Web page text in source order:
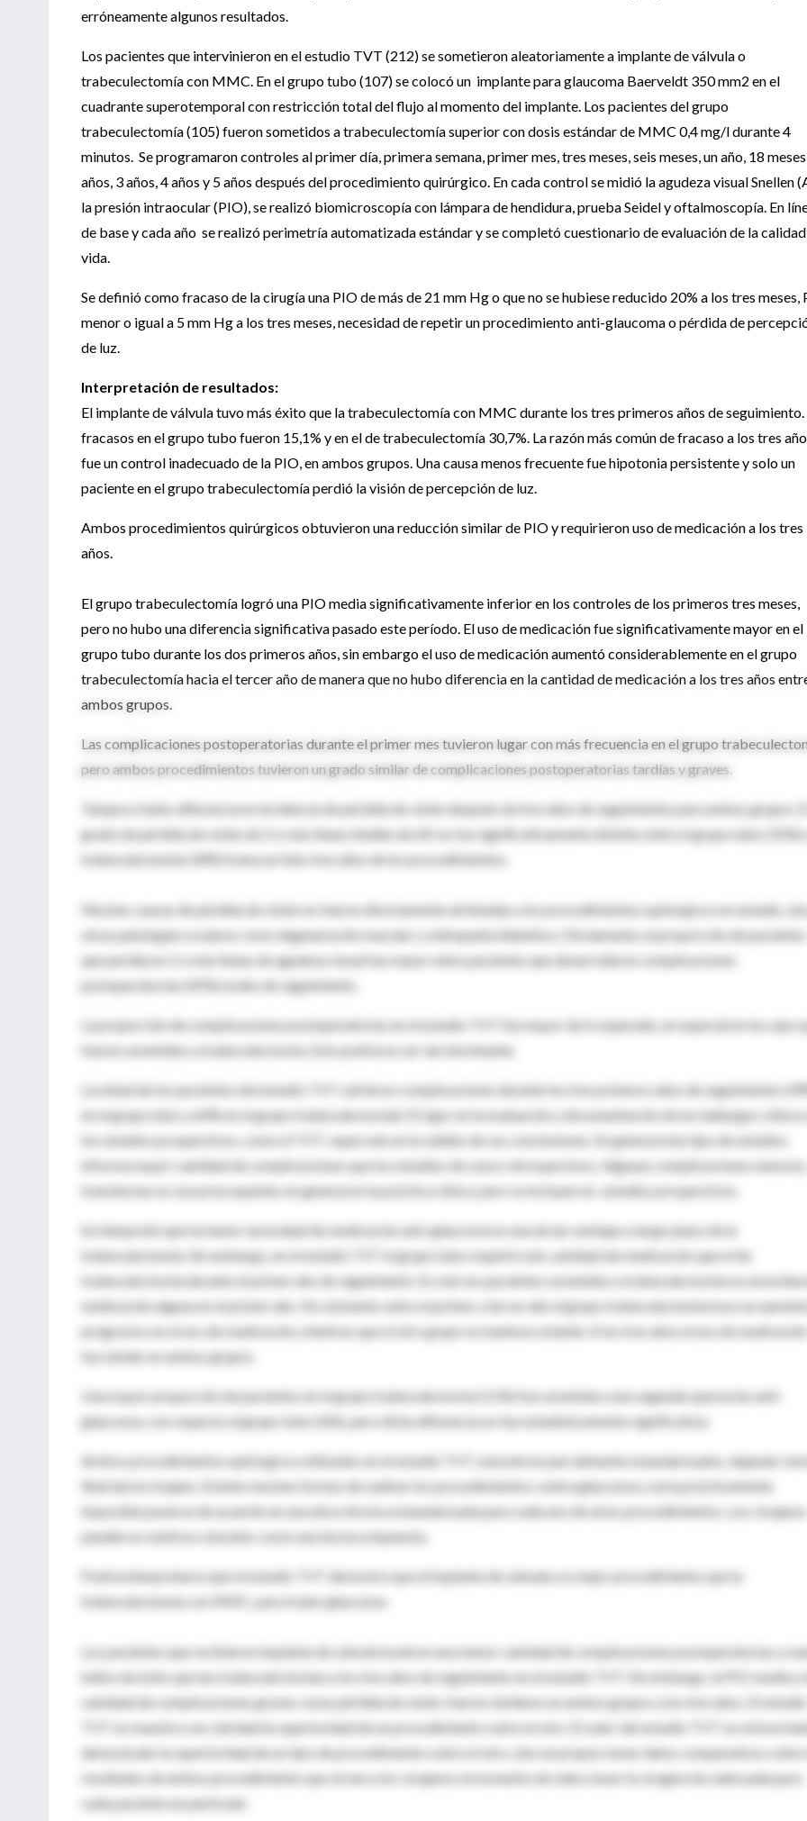
erróneamente algunos resultados.
Los pacientes que intervinieron en el estudio TVT (212) se sometieron aleatoriamente a implante de válvula o
trabeculectomía con MMC. En el grupo tubo (107) se colocó un implante para glaucoma Baerveldt 350 mm2 en el
cuadrante superotemporal con restricción total del flujo al momento del implante. Los pacientes del grupo
trabeculectomía (105) fueron sometidos a trabeculectomía superior con dosis estándar de MMC 0,4 mg/l durante 4
minutos. Se programaron controles al primer día, primera semana, primer mes, tres meses, seis meses, un año, 18
años, 3 años, 4 años y 5 años después del procedimiento quirúrgico. En cada control se midió la agudeza visual Snellen
la presión intraocular (PIO), se realizó biomicroscopía con lámpara de hendidura, prueba Seidel y oftalmoscopía. En
de base y cada año se realizó perimetría automatizada estándar y se completó cuestionario de evaluación de la
vida.
Se definió como fracaso de la cirugía una PIO de más de 21 mm Hg o que no se hubiese reducido 20% a los tres meses,
menor o igual a 5 mm Hg a los tres meses, necesidad de repetir un procedimiento anti-glaucoma o pérdida de
de luz.
Interpretación de resultados:
El implante de válvula tuvo más éxito que la trabeculectomía con MMC durante los tres primeros años de seguimiento.
fracasos en el grupo tubo fueron 15,1% y en el de trabeculectomía 30,7%. La razón más común de fracaso a los tres
fue un control inadecuado de la PIO, en ambos grupos. Una causa menos frecuente fue hipotonia persistente y solo un
paciente en el grupo trabeculectomía perdió la visión de percepción de luz.
Ambos procedimientos quirúrgicos obtuvieron una reducción similar de PIO y requirieron uso de medicación a los tres
años.
El grupo trabeculectomía logró una PIO media significativamente inferior en los controles de los primeros tres meses,
pero no hubo una diferencia significativa pasado este período. El uso de medicación fue significativamente mayor en el
grupo tubo durante los dos primeros años, sin embargo el uso de medicación aumentó considerablemente en el grupo
trabeculectomía hacia el tercer año de manera que no hubo diferencia en la cantidad de medicación a los tres años
ambos grupos.
Las complicaciones postoperatorias durante el primer mes tuvieron lugar con más frecuencia en el grupo
pero ambos procedimientos tuvieron un grado similar de complicaciones postoperatorias tardías y graves.
Tampoco hubo diferencia en incidencia de pérdida de visión después de tres años de seguimiento para ambos grupos.
grado de pérdida de visión de 2 o más líneas Snellen de AV no fue significativamente distinto entre el grupo tubo (31%)
trabeculectomía (34%) transcurridos tres años de los procedimientos.
Muchas causas de pérdida de visión no fueron directamente atribuidas a los procedimientos quirúrgicos en estudio,
otras patologías oculares como degeneración macular y retinopatía diabética. Obviamente, la proporción de pacientes
que perdieron 2 o más líneas de agudeza visual fue mayor entre pacientes que desarrollaron complicaciones
postoperatorias (45%) al año de seguimiento.
La proporción de complicaciones postoperatorias en el estudio TVT fue mayor de lo esperado, en especial en los ojos
fueron sometidos a trabeculectomía. Esto podría no ser tan terminante.
La mitad de los pacientes del estudio TVT sufrieron complicaciones durante los tres primeros años de seguimiento
en el grupo tubo y 60% en el grupo trabeculectomía). El rigor en la evaluación y documentación de los hallazgos
los estudios prospectivos, como el TVT, repercute en la validez de sus conclusiones. En general este tipo de estudios
informa mayor cantidad de complicaciones que los estudios de casos retrospectivos. Algunas complicaciones
transitorias no son preocupantes en general en la práctica clínica, pero se incluyen en estudios prospectivos.
Se interpretó que la menor necesidad de medicación anti-glaucoma es una de las ventajas a largo plazo de la
trabeculectomía. Sin embargo, en el estudio TVT el grupo tubo requirió más cantidad de medicación que el de
trabeculectomía durante el primer año de seguimiento. Es más los pacientes sometidos a trabeculectomía no
medicación alguna en el primer año. No obstante, entre el primer y tercer año el grupo trabeculectomía tuvo un
progresivo en el uso de medicación, mientras que el otro grupo se mantuvo estable. A los tres años el uso de
fue similar en ambos grupos.
Una mayor proporción de pacientes en el grupo trabeculectomía (11%) fue sometida a una segunda operación anti-
glaucoma, con respecto al grupo tubo (6%), pero dicha diferencia no fue estadísticamente significativa.
Ambos procedimientos quirúrgicos utilizados en el estudio TVT, estuvieron parcialmente estandarizados, dejando
libertad al cirujano. Existen muchas formas de realizar los procedimientos contra glaucoma y sería prácticamente
imposible ponerse de acuerdo en una única técnica estandarizada para cada uno de estos procedimientos. Los cirujanos
pueden no sentirse cómodos como una técnica impuesta.
Podría interpretarse que el estudio TVT demostró que el implante de válvulas es mejor procedimiento que la
trabeculectomía con MMC, para tratar glaucoma.
Los pacientes que recibieron implante de válvula tuvieron una menor cantidad de complicaciones postoperatorias y
índice de éxito que las trabeculectomías a los tres años de seguimiento en el estudio TVT. Sin embargo, la PIO media y
cantidad de complicaciones graves como pérdida de visión, fueron similares en ambos grupos a los tres años. El estudio
TVT no muestra con claridad la superioridad de un procedimiento sobre el otro. El valor del estudio TVT no está en
demostrado la superioridad de un tipo de procedimiento sobre el otro, sino en proporcionar datos comparativos
resultados de ambos procedimiento que sirven a los cirujanos al momento de seleccionar la cirugía más adecuada para
cada paciente en particular.